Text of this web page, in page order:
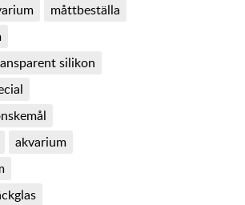
måttbeställa
silikon
akvarium